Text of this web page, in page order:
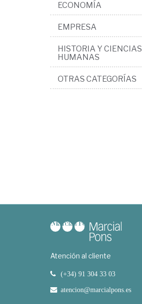
ECONOMÍA
EMPRESA
HISTORIA Y CIENCIAS
HUMANAS
OTRAS CATEGORÍAS
Atención al cliente
(+34) 91 304 33 03
atencion@marcialpons.es